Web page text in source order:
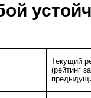
Текущий
(рейтинг за